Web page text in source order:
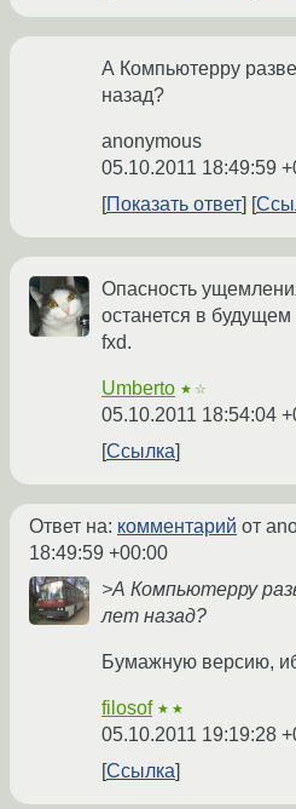
А Компьютерру
назад?
anonymous
05.10.2011 18:49:59
Показать ответ
Опасность
останется в будущем
fxd.
Umberto ★☆
05.10.2011 18:54:04
Ссылка
Ответ на: комментарий от
18:49:59 +00:00
>А Компьютерру
лет назад?
Бумажную версию,
filosof ★★
05.10.2011 19:19:28
Ссылка